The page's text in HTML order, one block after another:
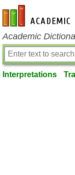
en-academic.com
Academic
Interpretations